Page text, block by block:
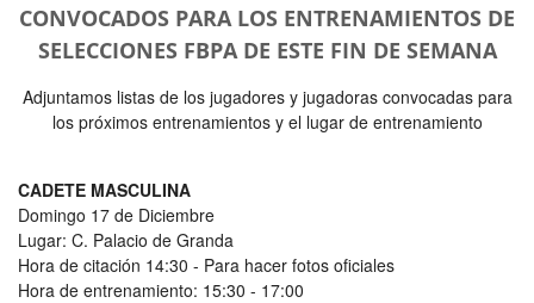
CONVOCADOS PARA LOS ENTRENAMIENTOS DE
SELECCIONES FBPA DE ESTE FIN DE SEMANA
Adjuntamos listas de los jugadores y jugadoras convocadas para
los próximos entrenamientos y el lugar de entrenamiento
CADETE MASCULINA
Domingo 17 de Diciembre
Lugar: C. Palacio de Granda
Hora de citación 14:30 - Para hacer fotos oficiales
Hora de entrenamiento: 15:30 - 17:00